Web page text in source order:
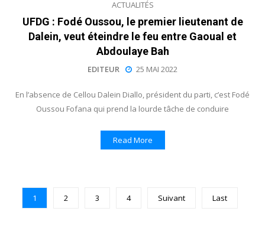
ACTUALITÉS
UFDG : Fodé Oussou, le premier lieutenant de
Dalein, veut éteindre le feu entre Gaoual et
Abdoulaye Bah
EDITEUR 25 MAI 2022
En l’absence de Cellou Dalein Diallo, président du parti, c’est Fodé
Oussou Fofana qui prend la lourde tâche de conduire
Read More
1 2 3 4 Suivant Last